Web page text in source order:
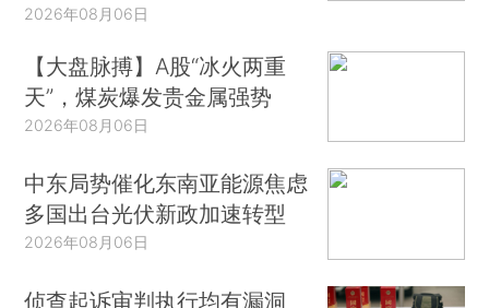
2026年08月06日
【大盘脉搏】A股“冰火两重
天”，煤炭爆发贵金属强势
2026年08月06日
中东局势催化东南亚能源焦虑
多国出台光伏新政加速转型
2026年08月06日
侦查起诉审判执行均有漏洞